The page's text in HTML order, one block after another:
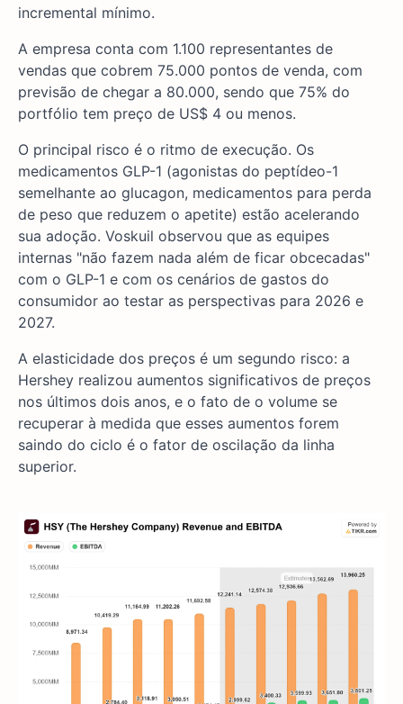
incremental mínimo.
A empresa conta com 1.100 representantes de
vendas que cobrem 75.000 pontos de venda, com
previsão de chegar a 80.000, sendo que 75% do
portfólio tem preço de US$ 4 ou menos.
O principal risco é o ritmo de execução. Os
medicamentos GLP-1 (agonistas do peptídeo-1
semelhante ao glucagon, medicamentos para perda
de peso que reduzem o apetite) estão acelerando
sua adoção. Voskuil observou que as equipes
internas "não fazem nada além de ficar obcecadas"
com o GLP-1 e com os cenários de gastos do
consumidor ao testar as perspectivas para 2026 e
2027.
A elasticidade dos preços é um segundo risco: a
Hershey realizou aumentos significativos de preços
nos últimos dois anos, e o fato de o volume se
recuperar à medida que esses aumentos forem
saindo do ciclo é o fator de oscilação da linha
superior.